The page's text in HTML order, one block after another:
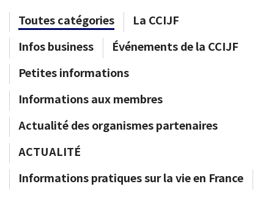
Toutes catégories
La CCIJF
Infos business
Événements de la CCIJF
Petites informations
Informations aux membres
Actualité des organismes partenaires
ACTUALITÉ
Informations pratiques sur la vie en France